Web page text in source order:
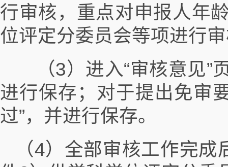
行审核，重点对申报人年
位评定分委员会等项进行
（3）进入“审核意见”
进行保存；对于提出免审
过”，并进行保存。
（4）全部审核工作完